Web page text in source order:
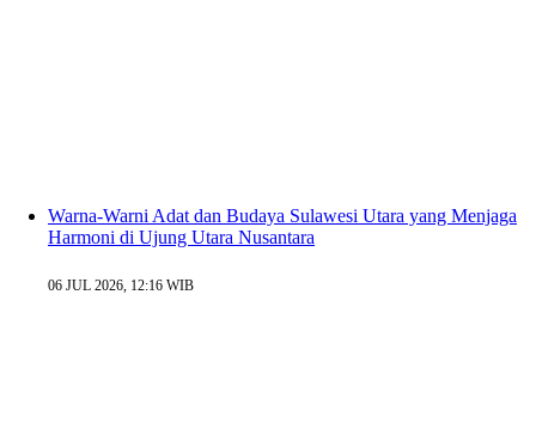
Warna-Warni Adat dan Budaya Sulawesi Utara yang Menjaga
Harmoni di Ujung Utara Nusantara
06 JUL 2026, 12:16 WIB